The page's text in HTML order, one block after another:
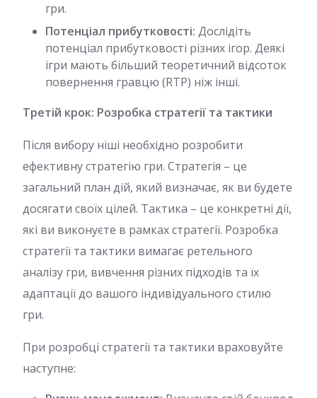
гри.
Потенціал прибутковості: Дослідіть
потенціал прибутковості різних ігор. Деякі
ігри мають більший теоретичний відсоток
повернення гравцю (RTP) ніж інші.
Третій крок: Розробка стратегії та тактики
Після вибору ніші необхідно розробити
ефективну стратегію гри. Стратегія – це
загальний план дій, який визначає, як ви будете
досягати своїх цілей. Тактика – це конкретні дії,
які ви виконуєте в рамках стратегії. Розробка
стратегії та тактики вимагає ретельного
аналізу гри, вивчення різних підходів та їх
адаптації до вашого індивідуального стилю
гри.
При розробці стратегії та тактики враховуйте
наступне: